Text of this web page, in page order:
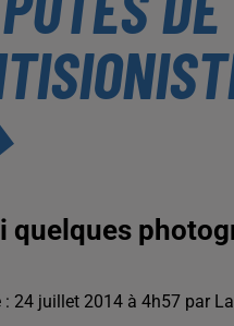
quelques
: 24 juillet 2014 à 4h57 par